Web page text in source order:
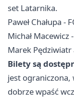
set Latarnika.
Paweł Chałupa -
Michał Macewicz
Marek Pędziwiatr
Bilety są
jest
dobrze wpaść